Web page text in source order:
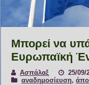
Μπορεί να
Ευρωπαϊκή
Ασπάλαξ
25/09/
αναδημοσίευση,